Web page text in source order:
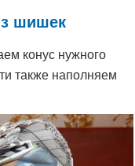
шишек
конус нужного
также наполняем